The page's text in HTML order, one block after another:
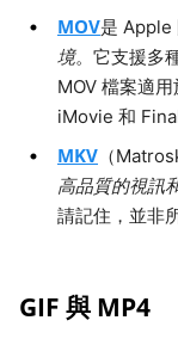
MOV是 Apple
境。它支援多
MOV 檔案適
iMovie 和
MKV （
高品質的視訊
請記住，並非
GIF 與 MP4